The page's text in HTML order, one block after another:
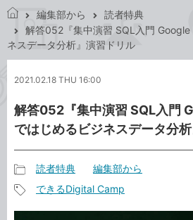
で
き
ッ
編集部から
読者特典
解答052『集中演習 SQL入門
ネスデータ分析』演習ドリル
2021.02.18 THU 16:00
解答052『集中演習 SQL入門
ではじめるビジネスデータ分
事
カ
読者特典 編集部から
できるDigital Camp